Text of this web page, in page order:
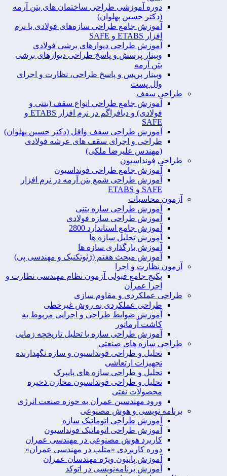
دوره آموزشی طراحی ساختمان های بتن آرمه
(دکتر حسین پهلوان)
آموزش جامع طراحی سازه‌های فولادی با نرم
افزار ETABS و SAFE
آموزش طراحی دیوارهای برشی فولادی
وبینار پرسش و پاسخ طراحی دیوارهای برشی
بتن آرمه
وبینار پریس و پاسخ طراحی، نظارت و اجرای
وال پست
طراحی سقف
آموزش جامع طراحی انواع سقف (بتنی و
فولادی) و دیافراگم در نرم افزار ETABS و
SAFE
آموزش طراحی سقف وافل (دکتر حسین پهلوان)
طراحی و اجرای سقف های عرشه فولادی
(مهندس علیرضا ملکی)
طراحی فونداسیون
آموزش جامع طراحی فونداسیون
آموزش طراحی شمع بتن آرمه در نرم افزار
SAFE و ETABS
آزمون محاسبات
آموزش طراحی سازه بتنی
آموزش طراحی سازه فولادی
آموزش جامع استاندارد 2800
آموزش تحلیل سازه ها
آموزش بارگذاری سازه ها
آموزش مبحث هفتم (ژئوتکنیک و مهندسی پی)
آزمون نظارت و اجرا
پکیج جامع قبولی آزمون نظام مهندسی نظارت و
اجرا عمران
طراحی عملکردی و مقاوم سازی
طراحی عملکردی به روش غیرخطی
آموزش ضوابط طراحی و اجرایی مربوط به
کاشت آرماتور
آموزش طراحی سازه با تحلیل تاریخچه زمانی
طراحی سازه های صنعتی
تحلیل و طراحی فونداسیون و سازه نگهدارنده
تجهیزات ارتعاشی
تحلیل و طراحی سازه های پایپرک
تحلیل و طراحی فونداسیون مخازن ذخیره
محصولات نفتی
ورود مهندسین عمران به حوزه صنعت انرژی
برنامه نویسی و هوش مصنوعی
آموزش طراحی اتوماتیک سازه
آموزش طراحی اتوماتیک فونداسیون
کاربرد هوش مصنوعی در مهندسی عمران
دوره کاربردی «متلب در مهندسی عمران»
آموزش پایتون ویژه مهندسان عمران
آموزش برنامه‌نویسی در اتوکد